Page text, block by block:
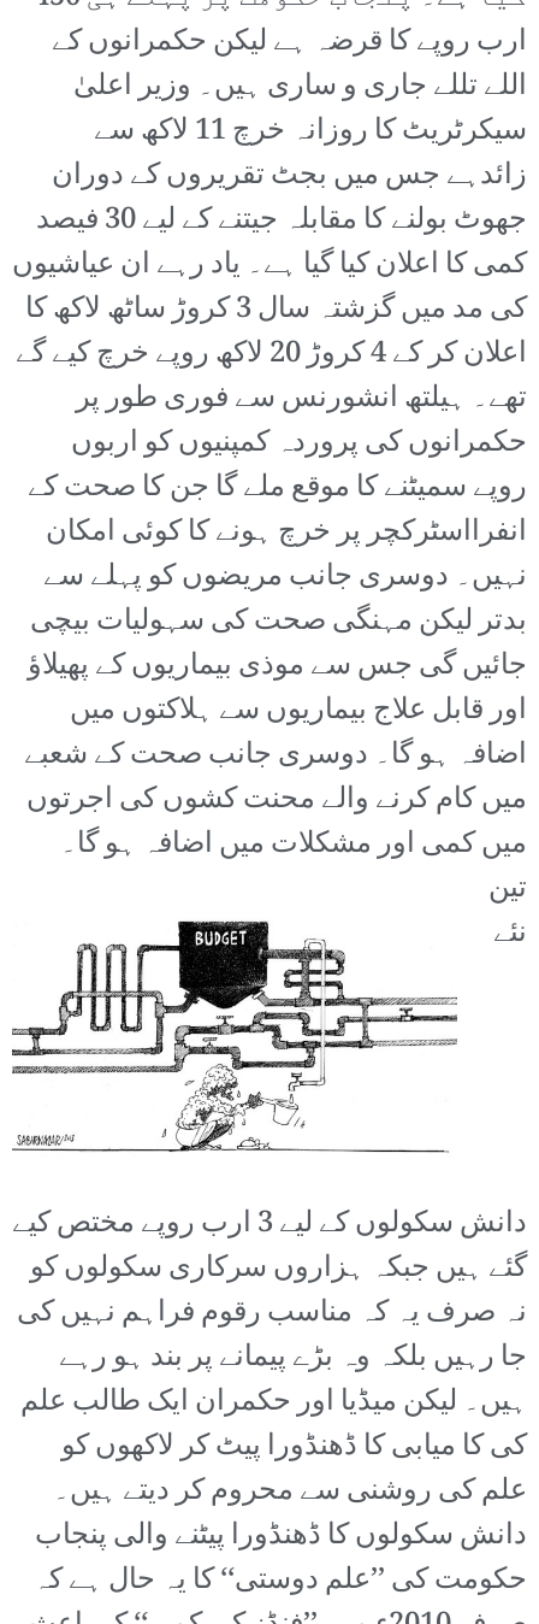
ارب روپے کا قرضہ ہے لیکن حکمرانوں کے
اللے تللے جاری و ساری ہیں۔ وزیر اعلیٰ
سیکرٹریٹ کا روزانہ خرچ 11 لاکھ سے
زائدہے جس میں بجٹ تقریروں کے دوران
جھوٹ بولنے کا مقابلہ جیتنے کے لیے 30 فیصد
کمی کا اعلان کیا گیا ہے۔ یاد رہے ان عیاشیوں
کی مد میں گزشتہ سال 3 کروڑ ساٹھ لاکھ کا
اعلان کر کے 4 کروڑ 20 لاکھ روپے خرچ کیے گے
تھے۔ ہیلتھ انشورنس سے فوری طور پر
حکمرانوں کی پروردہ کمپنیوں کو اربوں
روپے سمیٹنے کا موقع ملے گا جن کا صحت کے
انفرااسٹرکچر پر خرچ ہونے کا کوئی امکان
نہیں۔ دوسری جانب مریضوں کو پہلے سے
بدتر لیکن مہنگی صحت کی سہولیات بیچی
جائیں گی جس سے موذی بیماریوں کے پھیلاؤ
اور قابل علاج بیماریوں سے ہلاکتوں میں
اضافہ ہو گا۔ دوسری جانب صحت کے شعبے
میں کام کرنے والے محنت کشوں کی اجرتوں
میں کمی اور مشکلات میں اضافہ ہو گا۔
تین
نئے
دانش سکولوں کے لیے 3 ارب روپے مختص کیے
گئے ہیں جبکہ ہزاروں سرکاری سکولوں کو
نہ صرف یہ کہ مناسب رقوم فراہم نہیں کی
جا رہیں بلکہ وہ بڑے پیمانے پر بند ہو رہے
ہیں۔ لیکن میڈیا اور حکمران ایک طالب علم
کی کا میابی کا ڈھنڈورا پیٹ کر لاکھوں کو
علم کی روشنی سے محروم کر دیتے ہیں۔
دانش سکولوں کا ڈھنڈورا پیٹنے والی پنجاب
حکومت کی ’’علم دوستی‘‘ کا یہ حال ہے کہ